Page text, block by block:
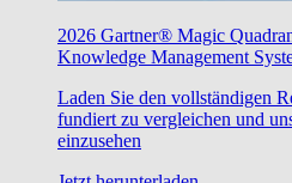
2026 Gartner® Magic
Knowledge Management
Laden Sie den vollständigen
fundiert zu vergleichen und
einzusehen